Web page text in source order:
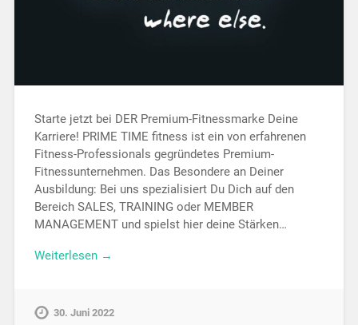
Starte jetzt bei DER Premium-Fitnessmarke Deine
Karriere! PRIME TIME fitness ist ein von erfahrenen
Fitness-Professionals gegründetes Premium-
Fitnessunternehmen. Das Besondere an Deiner
Ausbildung: Bei uns spezialisiert Du Dich auf den
Bereich SALES, TRAINING oder MEMBER
MANAGEMENT und spielst hier deine Stärken…
Weiterlesen →
30. Juni 2022